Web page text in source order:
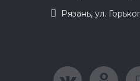
Рязань, ул.